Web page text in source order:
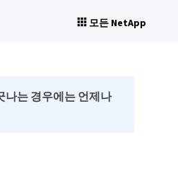
모든 NetApp
나는 경우에는 언제나